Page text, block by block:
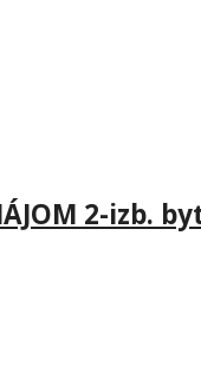
2-izb.